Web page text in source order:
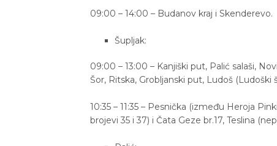
09:00 – 14:00 – Budanov kraj i Skenderevo.
Šupljak:
09:00 – 13:00 – Kanjiški put, Palić salaši,
Šor, Ritska, Grobljanski put, Ludoš (Ludoški
10:35 – 11:35 – Pesnička (između Heroja
brojevi 35 i 37) i Čata Geze br.17, Teslina